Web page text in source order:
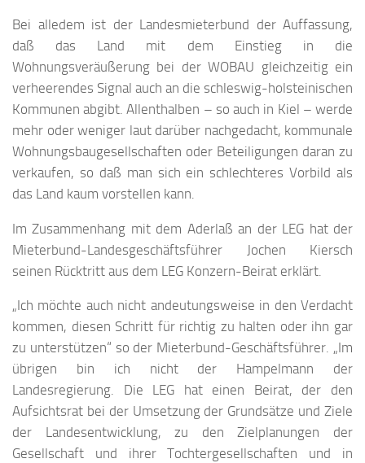
Bei alledem ist der Landesmieterbund der Auffassung,
daß das Land mit dem Einstieg in die
Wohnungsveräußerung bei der WOBAU gleichzeitig ein
verheerendes Signal auch an die schleswig-holsteinischen
Kommunen abgibt. Allenthalben – so auch in Kiel – werde
mehr oder weniger laut darüber nachgedacht, kommunale
Wohnungsbaugesellschaften oder Beteiligungen daran zu
verkaufen, so daß man sich ein schlechteres Vorbild als
das Land kaum vorstellen kann.
Im Zusammenhang mit dem Aderlaß an der LEG hat der
Mieterbund-Landesgeschäftsführer Jochen Kiersch
seinen Rücktritt aus dem LEG Konzern-Beirat erklärt.
„Ich möchte auch nicht andeutungsweise in den Verdacht
kommen, diesen Schritt für richtig zu halten oder ihn gar
zu unterstützen“ so der Mieterbund-Geschäftsführer. „Im
übrigen bin ich nicht der Hampelmann der
Landesregierung. Die LEG hat einen Beirat, der den
Aufsichtsrat bei der Umsetzung der Grundsätze und Ziele
der Landesentwicklung, zu den Zielplanungen der
Gesellschaft und ihrer Tochtergesellschaften und in